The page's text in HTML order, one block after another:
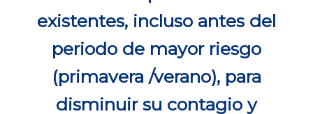
existentes, incluso antes del
periodo de mayor riesgo
(primavera /verano), para
disminuir su contagio y